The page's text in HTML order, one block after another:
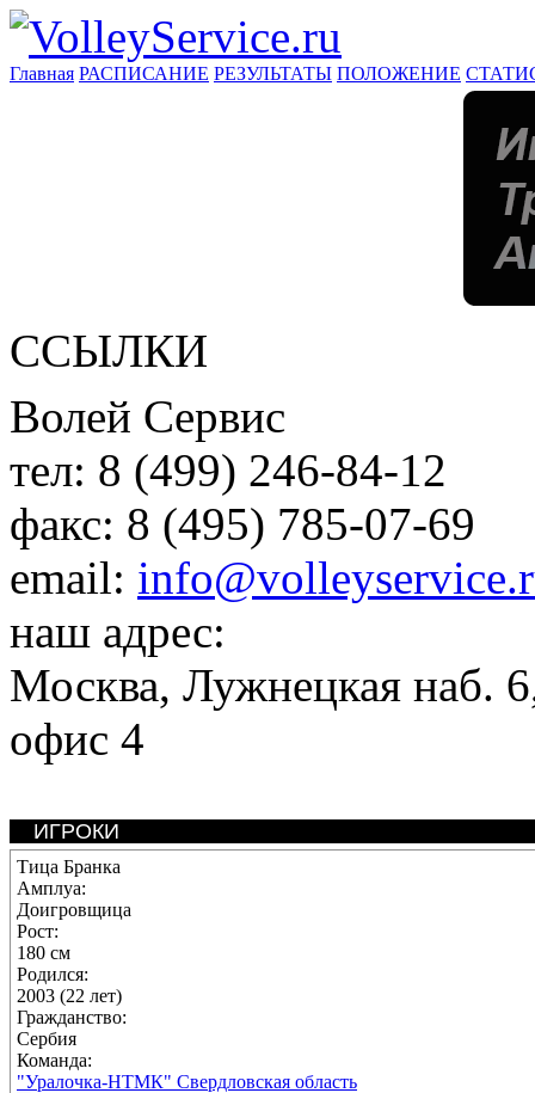
Главная РАСПИСАНИЕ РЕЗУЛЬТАТЫ ПОЛОЖЕНИЕ
ССЫЛКИ
Волей Сервис
тел: 8 (499) 246-84-12
факс: 8 (495) 785-07-69
email:
наш адрес:
Москва, Лужнецкая наб.
офис 4
ИГРОКИ
Тица Бранка
Амплуа:
Доигровщица
Рост:
180 см
Родился:
2003 (22 лет)
Гражданство:
Сербия
Команда:
"Уралочка-НТМК" Свердловская область